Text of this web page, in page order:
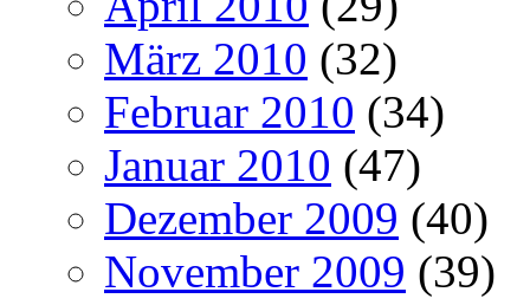
März 2010 (32)
Februar 2010 (34)
Januar 2010 (47)
Dezember 2009 (40)
November 2009 (39)